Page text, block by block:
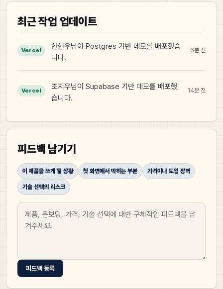
최근 작업 업데이트
Vercel
한현우님이 Postgres 기반 데모를 배포했습
니다.
6분 전
Vercel
조지우님이 Supabase 기반 데모를 배포했
습니다.
14분 전
피드백 남기기
이 제품을 쓰게 될 상황 첫 화면에서 막히는 부분 가격이나 도입 장벽
기술 선택의 리스크
피드백 등록